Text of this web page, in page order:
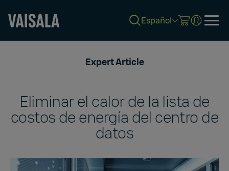
Español
Expert Article
Eliminar el calor de la lista de
costos de energía del centro de
datos